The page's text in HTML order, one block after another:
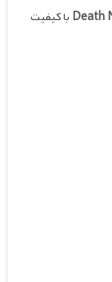
Death با کیفیت